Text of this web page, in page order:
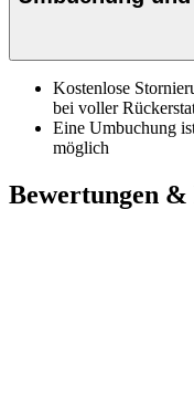
Kostenlose
bei voller
Eine Umbuchung
möglich
Bewertungen &